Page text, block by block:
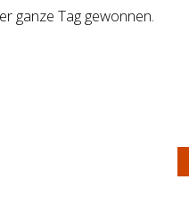
ganze Tag gewonnen.